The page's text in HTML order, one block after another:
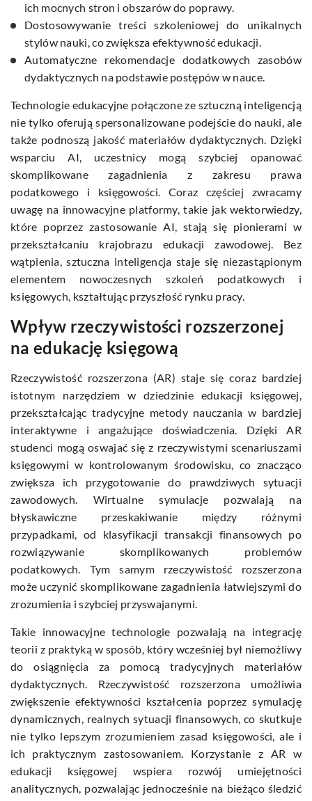
ich mocnych stron i obszarów do poprawy.
Dostosowywanie treści szkoleniowej do unikalnych
stylów nauki, co zwiększa efektywność edukacji.
Automatyczne rekomendacje dodatkowych zasobów
dydaktycznych na podstawie postępów w nauce.
Technologie edukacyjne połączone ze sztuczną inteligencją
nie tylko oferują spersonalizowane podejście do nauki, ale
także podnoszą jakość materiałów dydaktycznych. Dzięki
wsparciu AI, uczestnicy mogą szybciej opanować
skomplikowane zagadnienia z zakresu prawa
podatkowego i księgowości. Coraz częściej zwracamy
uwagę na innowacyjne platformy, takie jakwektorwiedzy,
które poprzez zastosowanie AI, stają się pionierami w
przekształcaniu krajobrazu edukacji zawodowej. Bez
wątpienia, sztuczna inteligencja staje się niezastąpionym
elementem nowoczesnych szkoleń podatkowych i
księgowych, kształtując przyszłość rynku pracy.
Wpływ rzeczywistości rozszerzonej
na edukację księgową
Rzeczywistość rozszerzona (AR) staje się coraz bardziej
istotnym narzędziem w dziedzinie edukacji księgowej,
przekształcając tradycyjne metody nauczania w bardziej
interaktywne i angażujące doświadczenia. Dzięki AR
studenci mogą oswajać się z rzeczywistymi scenariuszami
księgowymi w kontrolowanym środowisku, co znacząco
zwiększa ich przygotowanie do prawdziwych sytuacji
zawodowych. Wirtualne symulacje pozwalają na
błyskawiczne przeskakiwanie między różnymi
przypadkami, od klasyfikacji transakcji finansowych po
rozwiązywanie skomplikowanych problemów
podatkowych. Tym samym rzeczywistość rozszerzona
może uczynić skomplikowane zagadnienia łatwiejszymi do
zrozumienia i szybciej przyswajanymi.
Takie innowacyjne technologie pozwalają na integrację
teorii z praktyką w sposób, który wcześniej był niemożliwy
do osiągnięcia za pomocą tradycyjnych materiałów
dydaktycznych. Rzeczywistość rozszerzona umożliwia
zwiększenie efektywności kształcenia poprzez symulację
dynamicznych, realnych sytuacji finansowych, co skutkuje
nie tylko lepszym zrozumieniem zasad księgowości, ale i
ich praktycznym zastosowaniem. Korzystanie z AR w
edukacji księgowej wspiera rozwój umiejętności
analitycznych, pozwalając jednocześnie na bieżąco śledzić